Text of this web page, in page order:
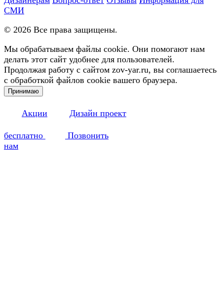
СМИ
© 2026 Все права защищены.
Мы обрабатываем файлы cookie. Они помогают нам
делать этот сайт удобнее для пользователей.
Продолжая работу с сайтом zov-yar.ru, вы соглашаетесь
с обработкой файлов cookie вашего браузера.
Принимаю
Акции Дизайн проект
бесплатно
Позвонить
нам